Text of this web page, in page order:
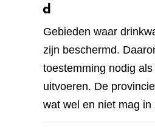
d
Gebieden waar
zijn beschermd.
toestemming nodig
uitvoeren. De
wat wel en niet mag in